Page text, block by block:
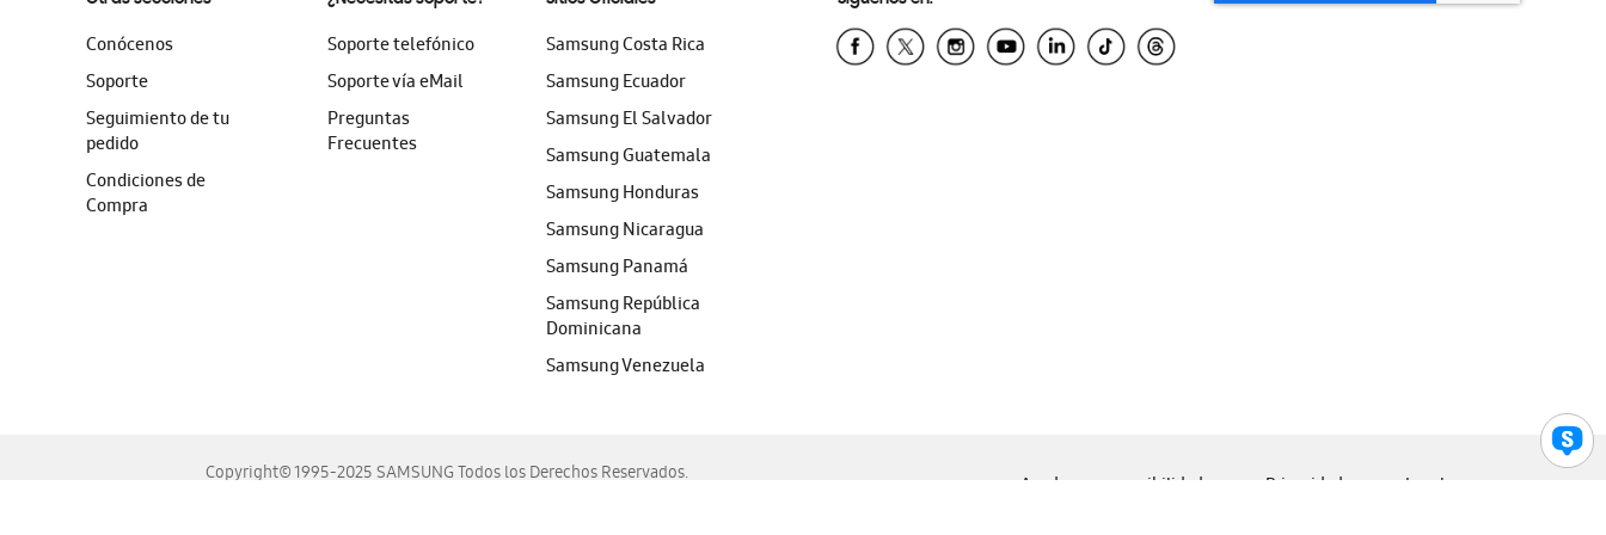
Conócenos
Soporte
Seguimiento de tu
pedido
Condiciones de
Compra
Soporte telefónico
Soporte vía eMail
Preguntas
Frecuentes
Samsung Costa Rica
Samsung Ecuador
Samsung El Salvador
Samsung Guatemala
Samsung Honduras
Samsung Nicaragua
Samsung Panamá
Samsung República
Dominicana
Samsung Venezuela
Copyright© 1995-2025 SAMSUNG Todos los Derechos Reservados.
Ayuda para accesibilidad Privacidad Legal